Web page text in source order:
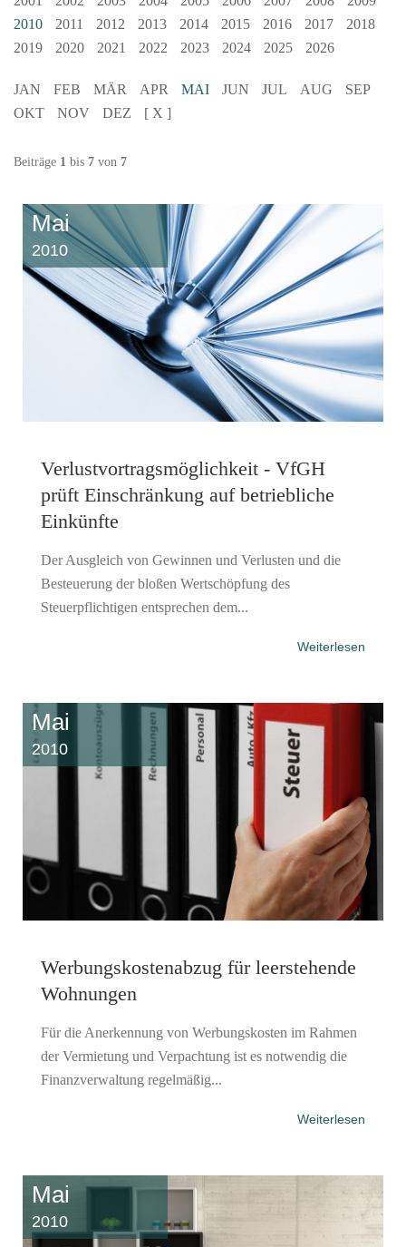
2010
2011 2012 2013 2014 2015 2016 2017
2018
2019
2020 2021 2022 2023 2024 2025 2026
JAN FEB MÄR APR MAI JUN JUL AUG
SEP
OKT
NOV DEZ [ X ]
Beiträge 1 bis 7 von 7
Mai
2010
Verlustvortragsmöglichkeit - VfGH
prüft Einschränkung auf betriebliche
Einkünfte
Der Ausgleich von Gewinnen und Verlusten und die
Besteuerung der bloßen Wertschöpfung des
Steuerpflichtigen entsprechen dem...
Weiterlesen
Mai
2010
Werbungskostenabzug für leerstehende
Wohnungen
Für die Anerkennung von Werbungskosten im Rahmen
der Vermietung und Verpachtung ist es notwendig die
Finanzverwaltung regelmäßig...
Weiterlesen
Mai
2010